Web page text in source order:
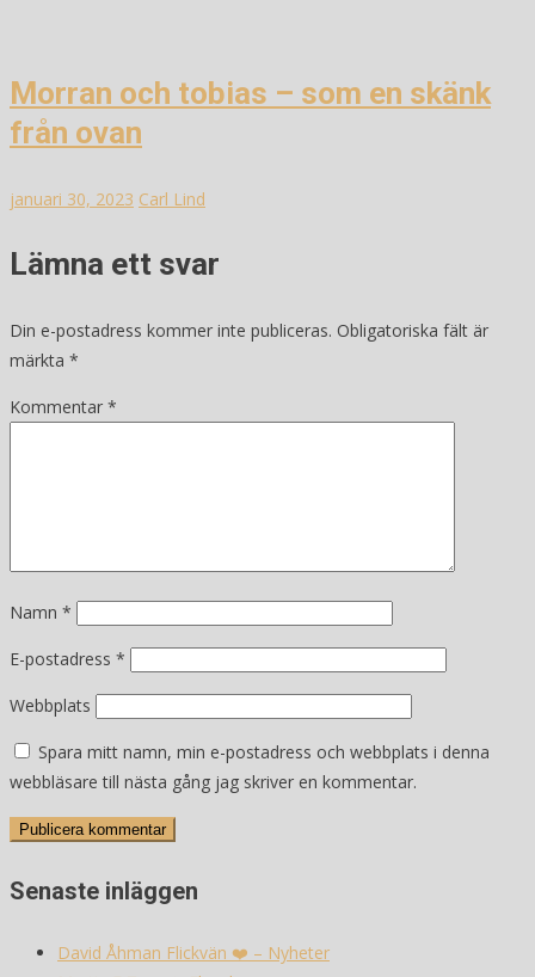
Morran och tobias – som en skänk
från ovan
januari 30, 2023 Carl Lind
Lämna ett svar
Din e-postadress kommer inte publiceras. Obligatoriska fält är
märkta *
Kommentar *
Namn *
E-postadress *
Webbplats
Spara mitt namn, min e-postadress och webbplats i denna
webbläsare till nästa gång jag skriver en kommentar.
Senaste inläggen
David Åhman Flickvän ❤️ – Nyheter